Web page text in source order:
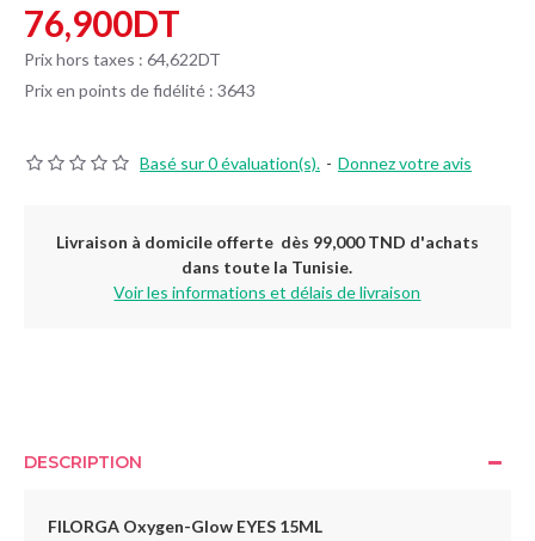
Basé sur 0 évaluation(s). - Donnez votre avis
76,900DT
Prix hors taxes : 64,622DT
Prix en points de fidélité : 3643
Livraison à domicile offerte dès 99,000 TND d'achats
dans toute la Tunisie.
Voir les informations et délais de livraison
DESCRIPTION
FILORGA Oxygen-Glow EYES 15ML